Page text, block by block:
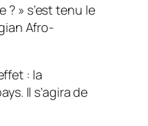
? » s’est tenu le
Afro-
: la
Il s’agira de